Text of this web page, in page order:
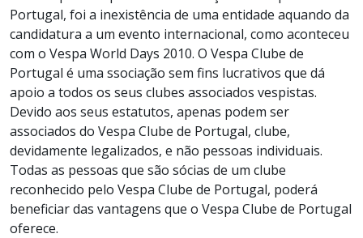
Portugal, foi a inexistência de uma entidade aquando da
candidatura a um evento internacional, como aconteceu
com o Vespa World Days 2010. O Vespa Clube de
Portugal é uma ssociação sem fins lucrativos que dá
apoio a todos os seus clubes associados vespistas.
Devido aos seus estatutos, apenas podem ser
associados do Vespa Clube de Portugal, clube,
devidamente legalizados, e não pessoas individuais.
Todas as pessoas que são sócias de um clube
reconhecido pelo Vespa Clube de Portugal, poderá
beneficiar das vantagens que o Vespa Clube de Portugal
oferece.